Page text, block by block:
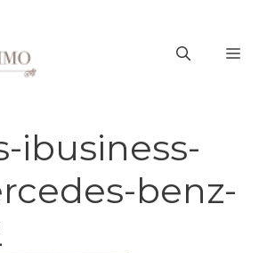
ibusiness-
benz-